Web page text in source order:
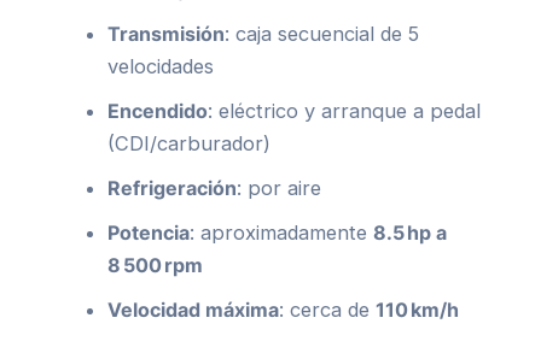
Transmisión: caja secuencial de 5
velocidades
Encendido: eléctrico y arranque a pedal
(CDI/carburador)
Refrigeración: por aire
Potencia: aproximadamente8.5 hp a
8 500 rpm
Velocidad máxima: cerca de110 km/h